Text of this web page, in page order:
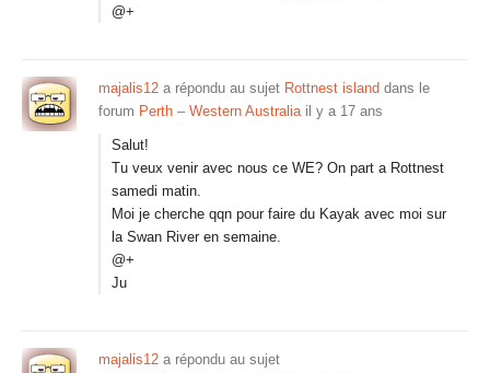
@+
majalis12 a répondu au sujet Rottnest island dans le
forum Perth – Western Australia il y a 17 ans
Salut!
Tu veux venir avec nous ce WE? On part a Rottnest
samedi matin.
Moi je cherche qqn pour faire du Kayak avec moi sur
la Swan River en semaine.
@+
Ju
majalis12 a répondu au sujet